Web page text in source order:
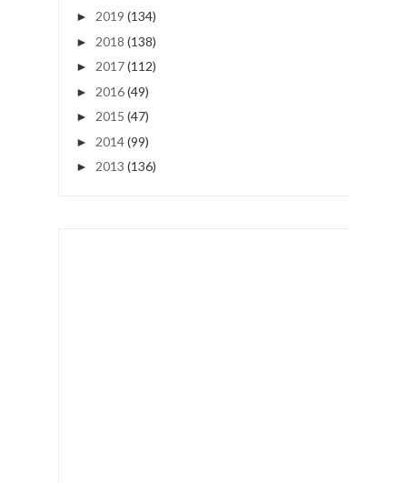
► 2019 (134)
► 2018 (138)
► 2017(112)
► 2016(49)
► 2015 (47)
► 2014(99)
► 2013 (136)